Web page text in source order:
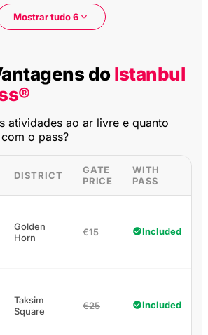
Mostrar tudo 6
doIstanbul
atividades ao ar livre e quanto
o pass?
DISTRICT
GATE
PRICE
WITH
PASS
Golden
Horn
€15 Included
Taksim
Square
€25 Included